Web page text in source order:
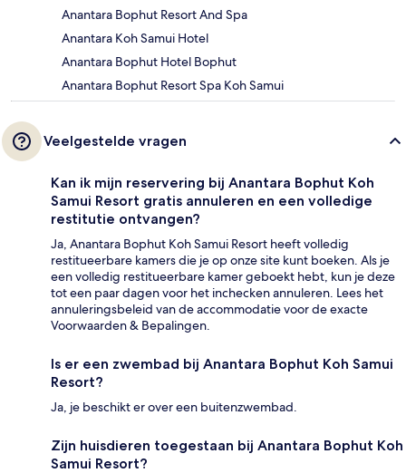
Anantara Bophut Resort And Spa
Anantara Koh Samui Hotel
Anantara Bophut Hotel Bophut
Anantara Bophut Resort Spa Koh Samui
Veelgestelde vragen
Kan ik mijn reservering bij Anantara Bophut Koh
Samui Resort gratis annuleren en een volledige
restitutie ontvangen?
Ja, Anantara Bophut Koh Samui Resort heeft volledig
restitueerbare kamers die je op onze site kunt boeken. Als je
een volledig restitueerbare kamer geboekt hebt, kun je deze
tot een paar dagen voor het inchecken annuleren. Lees het
annuleringsbeleid van de accommodatie voor de exacte
Voorwaarden & Bepalingen.
Is er een zwembad bij Anantara Bophut Koh Samui
Resort?
Ja, je beschikt er over een buitenzwembad.
Zijn huisdieren toegestaan bij Anantara Bophut Koh
Samui Resort?